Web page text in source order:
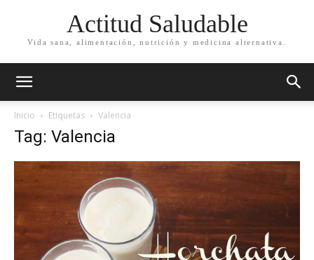
Actitud Saludable
Vida sana, alimentación, nutrición y medicina alternativa.
Inicio Etiquetas Valencia
Tag: Valencia